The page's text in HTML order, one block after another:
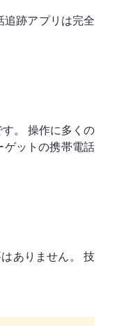
跡アプリは完全
。 操作に多くの
ットの携帯電話
ありません。 技